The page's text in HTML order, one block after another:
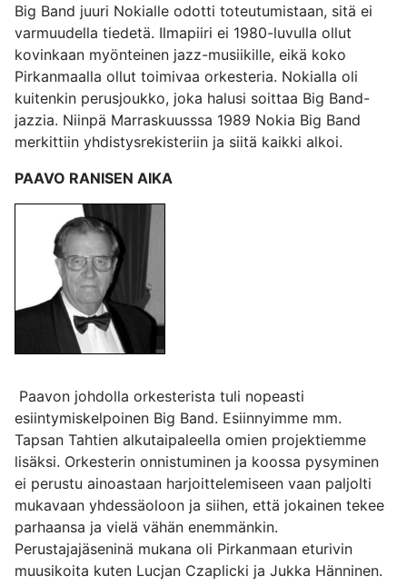
Big Band juuri Nokialle odotti toteutumistaan, sitä ei
varmuudella tiedetä. Ilmapiiri ei 1980-luvulla ollut
kovinkaan myönteinen jazz-musiikille, eikä koko
Pirkanmaalla ollut toimivaa orkesteria. Nokialla oli
kuitenkin perusjoukko, joka halusi soittaa Big Band-
jazzia. Niinpä Marraskuusssa 1989 Nokia Big Band
merkittiin yhdistysrekisteriin ja siitä kaikki alkoi.
PAAVO RANISEN AIKA
Paavon johdolla orkesterista tuli nopeasti
esiintymiskelpoinen Big Band. Esiinnyimme mm.
Tapsan Tahtien alkutaipaleella omien projektiemme
lisäksi. Orkesterin onnistuminen ja koossa pysyminen
ei perustu ainoastaan harjoittelemiseen vaan paljolti
mukavaan yhdessäoloon ja siihen, että jokainen tekee
parhaansa ja vielä vähän enemmänkin.
Perustajajäseninä mukana oli Pirkanmaan eturivin
muusikoita kuten Lucjan Czaplicki ja Jukka Hänninen.